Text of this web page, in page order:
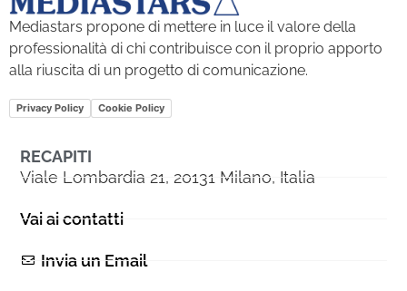
Mediastars propone di mettere in luce il valore della
professionalità di chi contribuisce con il proprio apporto
alla riuscita di un progetto di comunicazione.
Privacy Policy Cookie Policy
RECAPITI
Viale Lombardia 21, 20131 Milano, Italia
Vai ai contatti
Invia un Email